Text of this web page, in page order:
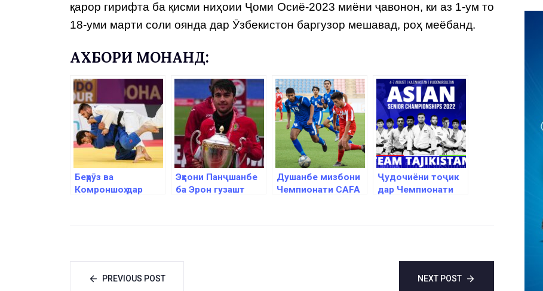
қарор гирифта ба қисми ниҳоии Ҷоми Осиё-2023 миёни ҷавонон, ки аз 1-ум то
18-уми марти соли оянда дар Ӯзбекистон баргузор мешавад, роҳ меёбанд.
АХБОРИ МОНАНД:
Беҳрӯз ва
Комроншоҳ дар
Эҳсони Панҷшанбе
ба Эрон гузашт
Душанбе мизбони
Чемпионати CAFA
Ҷудочиёни тоҷик
дар Чемпионати
PREVIOUS POST NEXT POST